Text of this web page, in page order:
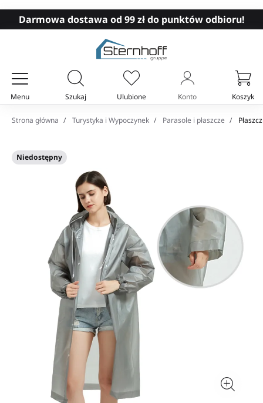
Darmowa dostawa od 99 zł do punktów odbioru!
Menu Szukaj Ulubione Konto Koszyk
Twój koszyk
Strona główna Turystyka i Wypoczynek Parasole i płaszcze
Niedostępny